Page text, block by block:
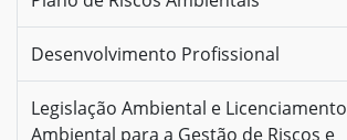
Desenvolvimento Profissional
Legislação Ambiental e Licenciamento
Ambiental para a Gestão de Riscos e